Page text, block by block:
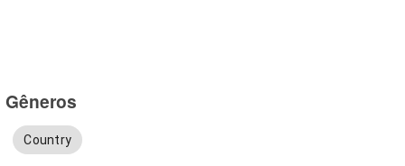
Gêneros
Country